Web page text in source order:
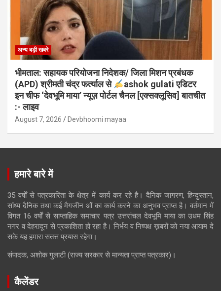
अन्य बड़ी खबरे
भीमताल: सहायक परियोजना निदेशक/ जिला मिशन प्रबंधक
(APD) श्रीमती चंद्र फर्त्याल से
ashok gulati एडिटर
इन चीफ ‘देवभूमि माया’ न्यूज़ पोर्टल चैनल [एक्सक्लूसिव] बातचीत
:- लाइव
August 7, 2026 Devbhoomi mayaa
हमारे बारे में
35 वर्षों से पत्रकारिता के क्षेत्र में कार्य कर रहे है। दैनिक जागरण, हिन्दुस्तान,
सांध्य दैनिक तथा कई मैगजीन ओं का कार्य करने का अनुभव प्राप्त है। वर्तमान में
विगत 16 वर्षों से साप्ताहिक समाचार पत्र उत्तरांचल देवभूमि माया का उधम सिंह
नगर व देहरादून से प्रकाशिता हो रहा है। निर्भय व निष्पक्ष ख़बरों को नया आयाम दे
सके यह हमारा सतत्त प्रयास रहेगा।
संपादक, अशोक गुलाटी (राज्य सरकार से मान्यता प्राप्त पत्रकार)।
कैलेंडर